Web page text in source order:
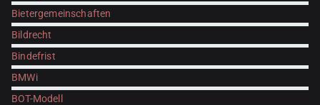
Bietergemeinschaften
Bildrecht
Bindefrist
BMWi
BOT-Modell